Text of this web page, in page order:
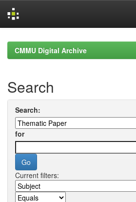
navigationCMMU Digital Archive
Search
Search:
for
Current filters: